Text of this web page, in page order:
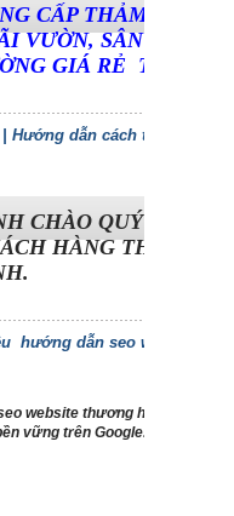
CẤP THẢM CỎ
VƯỜN, SÂN BÓNG,
GIÁ RẺ TOÀN
Hướng dẫn cách tạo web
CHÀO QUÝ BẠN
HÀNG THÂN
hướng dẫn seo website top
website thương hiệu hướng
vững trên Google.